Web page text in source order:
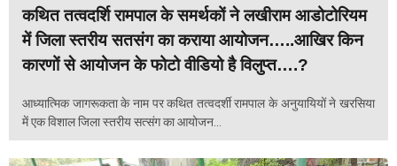
कथित तत्वदर्शि रामपाल के समर्थकों ने लखीराम आडोटोरियम
में जिला स्तरीय सतसंग का कराया आयोजन…..आखिर किन
कारणों से आयोजन के फोटो वीडियो है विलुप्त….?
आध्यात्मिक जागरूकता के नाम पर कथित तत्वदर्शी रामपाल के अनुयायियों ने खरसिया
में एक विशाल जिला स्तरीय सत्संग का आयोजन...